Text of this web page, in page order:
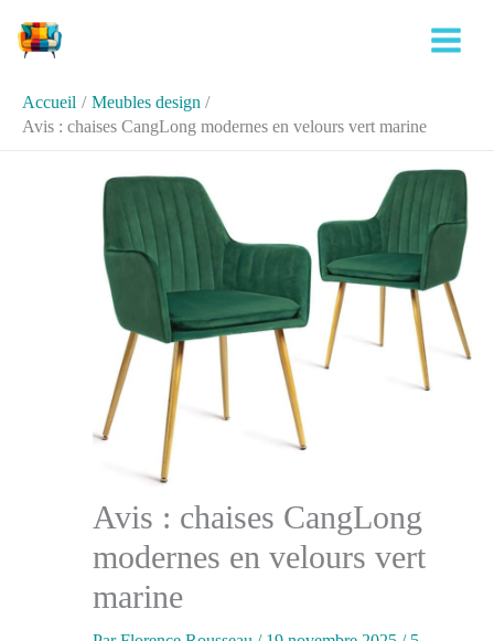
Accueil
Meubles design
Avis : chaises CangLong modernes en velours vert marine
Avis : chaises CangLong
modernes en velours vert
marine